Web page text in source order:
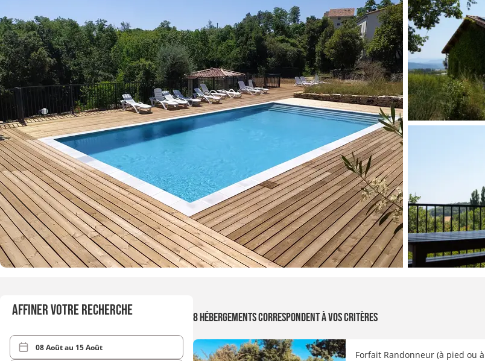
Affiner votre recherche
08 Aoûtau 15 Août
8 hébergements correspondent à vos critères